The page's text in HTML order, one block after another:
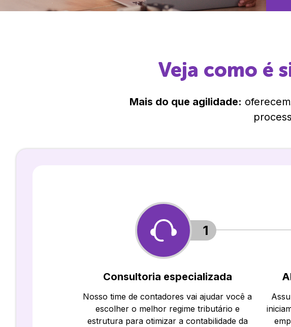
Veja como é
Mais do que agilidade:
1
Consultoria especializada
Nosso time de contadores vai ajudar você a
escolher o melhor regime tributário e
estrutura para otimizar a contabilidade da